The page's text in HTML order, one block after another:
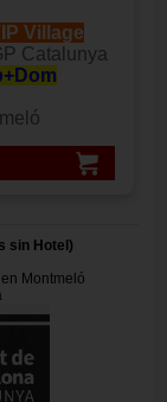
Village
Catalunya
sin Hotel)
Montmeló